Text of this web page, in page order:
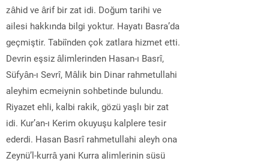
zâhid ve ârif bir zat idi. Doğum tarihi ve
ailesi hakkında bilgi yoktur. Hayatı Basra’da
geçmiştir. Tabiînden çok zatlara hizmet etti.
Devrin eşsiz âlimlerinden Hasan-ı Basrî,
Süfyân-ı Sevrî, Mâlik bin Dinar rahmetullahi
aleyhim ecmeiynin sohbetinde bulundu.
Riyazet ehli, kalbi rakik, gözü yaşlı bir zat
idi. Kur’an-ı Kerim okuyuşu kalplere tesir
ederdi. Hasan Basrî rahmetullahi aleyh ona
Zeynü’l-kurrâ yani Kurra alimlerinin süsü